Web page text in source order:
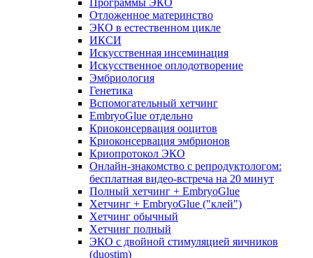
Программы ЭКО
Отложенное материнство
ЭКО в естественном цикле
ИКСИ
Искусственная инсеминация
Искусственное оплодотворение
Эмбриология
Генетика
Вспомогательный хетчинг
EmbryoGlue отдельно
Криоконсервация ооцитов
Криоконсервация эмбрионов
Криопротокол ЭКО
Онлайн-знакомство с репродуктологом:
бесплатная видео-встреча на 20 минут
Полный хетчинг + ЕmbryoGlue
Хетчинг + EmbryoGlue ("клей")
Хетчинг обычный
Хетчинг полный
ЭКО с двойной стимуляцией яичников
(duostim)